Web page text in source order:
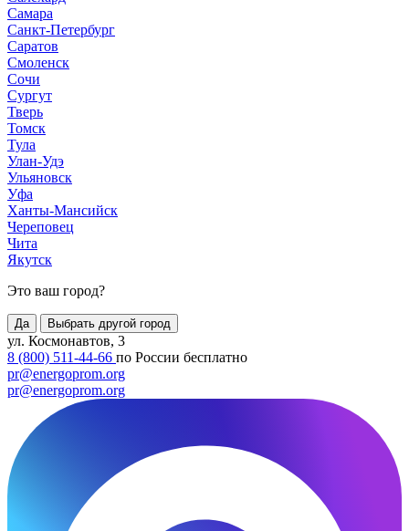
Самара
Санкт-Петербург
Саратов
Смоленск
Сочи
Сургут
Тверь
Томск
Тула
Улан-Удэ
Ульяновск
Уфа
Ханты-Мансийск
Череповец
Чита
Якутск
Это ваш город?
Да Выбрать другой город
ул. Космонавтов, 3
8 (800) 511-44-66 по России бесплатно
pr@energoprom.org
pr@energoprom.org